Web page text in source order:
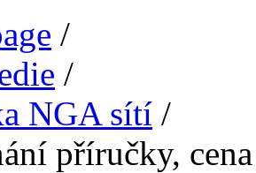
/
/
NGA sítí /
příručky, cena